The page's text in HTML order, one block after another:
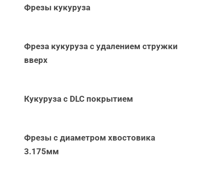
Фрезы кукуруза
Фреза кукуруза с удалением стружки
вверх
Кукуруза с DLC покрытием
Фрезы с диаметром хвостовика
3.175мм